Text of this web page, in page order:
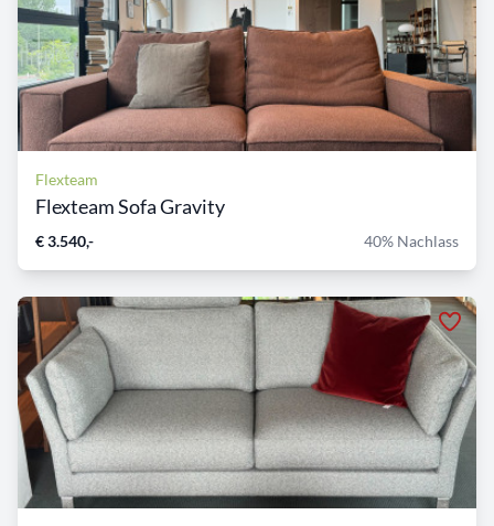
Flexteam
Flexteam Sofa Gravity
€ 3.540,- 40% Nachlass